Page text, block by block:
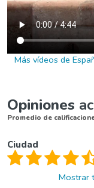
Más vídeos de
Opiniones
Promedio de
Ciudad
Mostrar